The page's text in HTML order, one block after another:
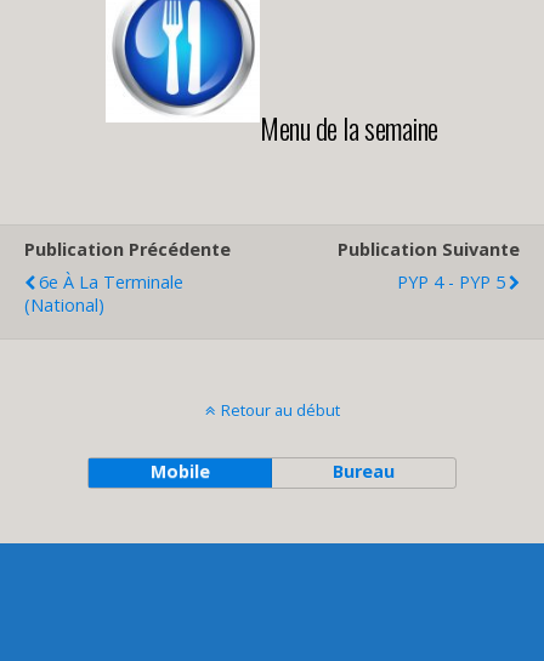
Menu de la semaine
Publication Précédente
6e À La Terminale
(National)
Publication Suivante
PYP 4 - PYP 5
Retour au début
Mobile Bureau